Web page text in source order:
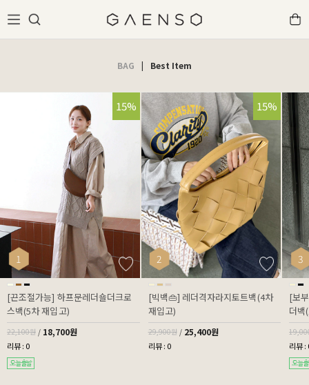
BAG | Best Item
1
15%
[끈조절가능] 하프문레더숄더크로
스백(5차 재입고)
22,100원 / 18,700원
리뷰 : 0
2
15%
[빅백👜] 레더격자라지토트백(4차
재입고)
29,900원 / 25,400원
리뷰 : 0
3
[보
더백
리뷰 :